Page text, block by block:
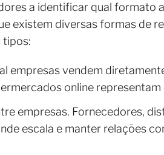
a identificar qual formato
existem diversas formas de
tipos:
empresas vendem
online
empresas. Fornecedores,
escala e manter relações